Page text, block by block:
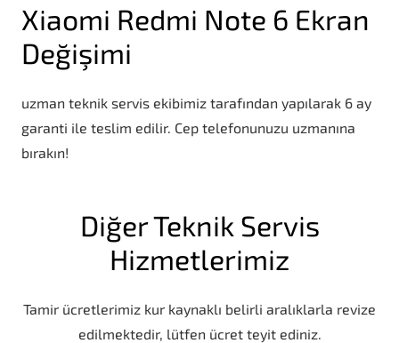
Xiaomi Redmi Note 6 Ekran
Değişimi
uzman teknik servis ekibimiz tarafından yapılarak 6 ay
garanti ile teslim edilir. Cep telefonunuzu uzmanına
bırakın!
Diğer Teknik Servis
Hizmetlerimiz
Tamir ücretlerimiz kur kaynaklı belirli aralıklarla revize
edilmektedir, lütfen ücret teyit ediniz.